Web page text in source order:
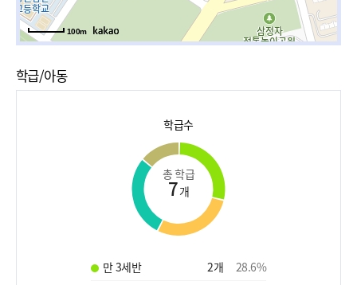
100m
학급/아동
학급수
총 학급
7개
만 3세반 2개 28.6%